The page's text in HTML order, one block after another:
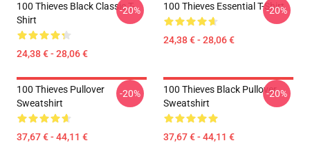
100 Thieves Black Classic T-
Shirt
24,38 € - 28,06 €
-20% 100 Thieves Essential T-Shirt
24,38 € - 28,06 €
-20%
100 Thieves Pullover
Sweatshirt
37,67 € - 44,11 €
-20%
100 Thieves Black Pullover
Sweatshirt
37,67 € - 44,11 €
-20%